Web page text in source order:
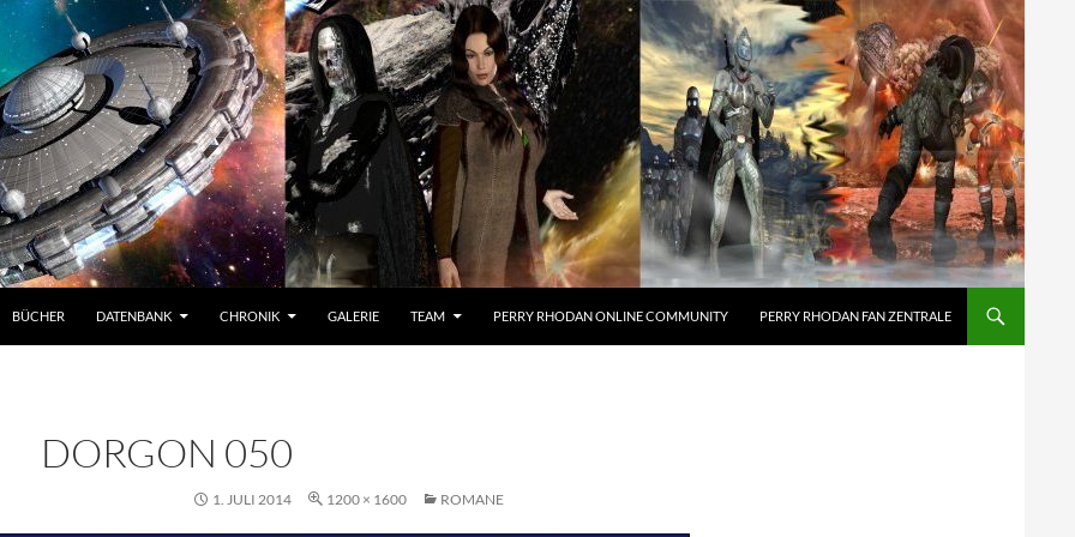
BÜCHER DATENBANK CHRONIK GALERIE TEAM PERRY RHODAN ONLINE COMMUNITY PERRY RHODAN FAN ZENTRALE
DORGON 050
1. JULI 2014 1200 × 1600 ROMANE